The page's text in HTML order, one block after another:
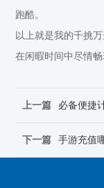
跑酷。
以上就是我的千挑
在闲暇时间中尽情畅
上一篇
下一篇